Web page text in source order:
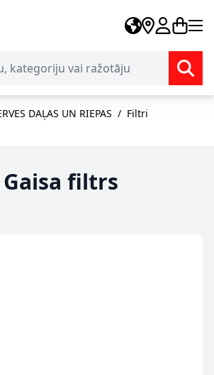
DAĻAS UN RIEPAS / Filtri
Gaisa filtrs